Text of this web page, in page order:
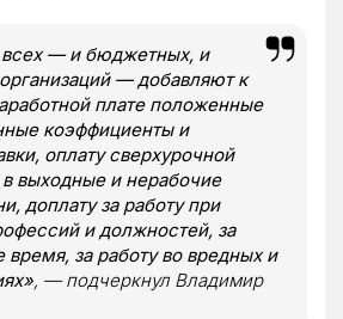
всех — и бюджетных, и
— добавляют к
плате положенные
коэффициенты и
оплату сверхурочной
выходные и нерабочие
доплату за работу при
и должностей, за
время, за работу во вредных и
, — подчеркнул Владимир